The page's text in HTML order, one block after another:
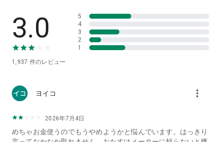
うさぎ超BIGぬいぐるみ～ヤハ～
くりまんじゅうと一緒ぬいぐるみ
4. すみっコぐらし 雑貨
ラテアート風ふた付きマグカップ
5. スパイファミリー フィギュア
vol.2
3.0
1,937 件のレビュー
5
4
3
2
1
ヨイコ more_vert
2026年7月4日
めちゃお金使うのでもうやめようかと悩んでいます。はっきり